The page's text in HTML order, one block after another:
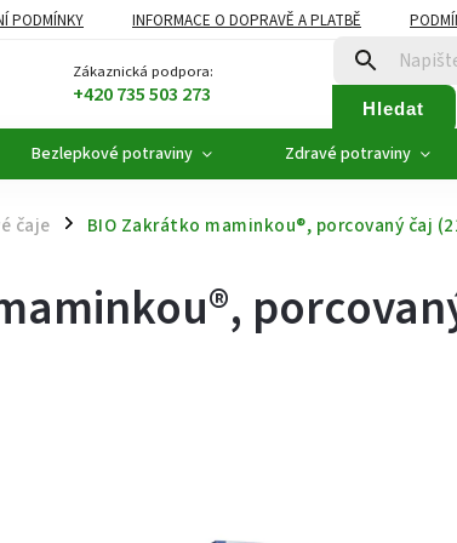
PODMÍNKY INFORMACE O DOPRAVĚ A PLATBĚ
ZDRAVÉ POTRAVINY
Zákaznická podpora:
+420 735 503 273 Hledat
Bezlepkové potraviny Zdravé potraviny
čaje / BIO Zakrátko maminkou®, porcovaný čaj